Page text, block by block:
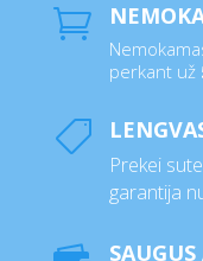

perkant už

Prekei
garantija